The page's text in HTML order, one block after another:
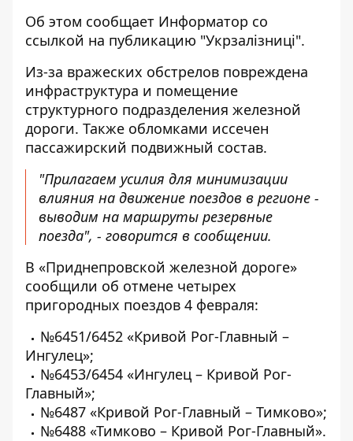
Об этом сообщает Информатор со
ссылкой на публикацию "Укрзалізниці".
Из-за вражеских обстрелов повреждена
инфраструктура и помещение
структурного подразделения железной
дороги. Также обломками иссечен
пассажирский подвижный состав.
"Прилагаем усилия для минимизации
влияния на движение поездов в регионе -
выводим на маршруты резервные
поезда", - говорится в сообщении.
В «Приднепровской железной дороге»
сообщили об отмене четырех
пригородных поездов 4 февраля:
№6451/6452 «Кривой Рог-Главный –
Ингулец»;
№6453/6454 «Ингулец – Кривой Рог-
Главный»;
№6487 «Кривой Рог-Главный – Тимково»;
№6488 «Тимково – Кривой Рог-Главный».